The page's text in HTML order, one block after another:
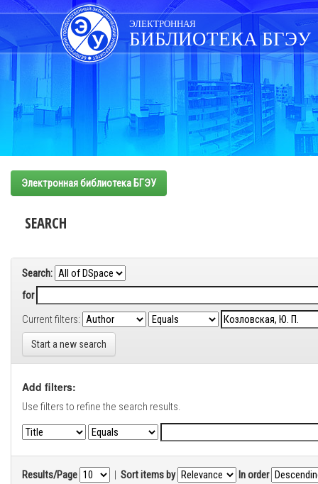
Skip
navigation
ЭЛЕКТРОННАЯ
БИБЛИОТЕКА БГЭУ
Электронная библиотека БГЭУ
SEARCH
Search:
for
Current filters:
Start a new search
Add filters:
Use filters to refine the search results.
Results/Page | Sort items by In order